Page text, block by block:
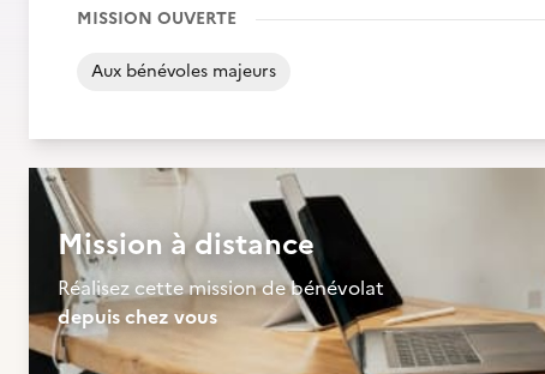
MISSION OUVERTE
Aux bénévoles majeurs
Mission à distance
Réalisez cette mission de bénévolat
depuis chez vous